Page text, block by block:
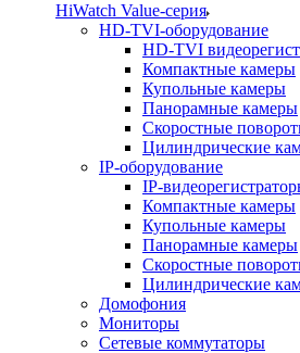
HiWatch Value-серия
HD-TVI-оборудование
HD-TVI
Компактные камеры
Купольные камеры
Панорамные камеры
Скоростные
Цилиндрические
IP-оборудование
IP-
Компактные камеры
Купольные камеры
Панорамные камеры
Скоростные
Цилиндрические
Домофония
Мониторы
Сетевые коммутаторы